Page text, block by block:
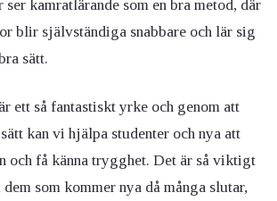
ser kamratlärande som en bra metod, där
blir självständiga snabbare och lär sig
sätt.
ett så fantastiskt yrke och genom att
kan vi hjälpa studenter och nya att
och få känna trygghet. Det är så viktigt
som kommer nya då många slutar,